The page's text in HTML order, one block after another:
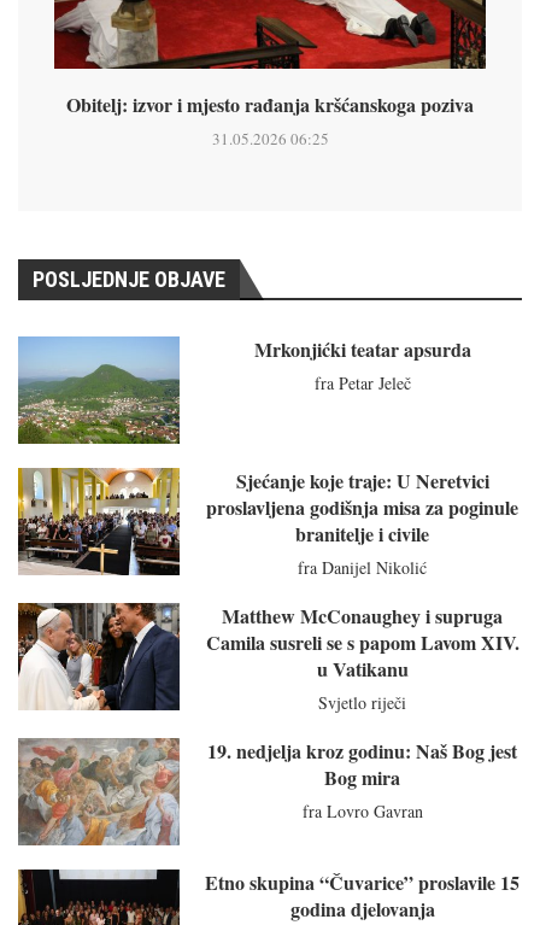
Obitelj: izvor i mjesto rađanja kršćanskoga poziva
31.05.2026 06:25
POSLJEDNJE OBJAVE
Mrkonjićki teatar apsurda
fra Petar Jeleč
Sjećanje koje traje: U Neretvici
proslavljena godišnja misa za poginule
branitelje i civile
fra Danijel Nikolić
Matthew McConaughey i supruga
Camila susreli se s papom Lavom XIV.
u Vatikanu
Svjetlo riječi
19. nedjelja kroz godinu: Naš Bog jest
Bog mira
fra Lovro Gavran
Etno skupina “Čuvarice” proslavile 15
godina djelovanja